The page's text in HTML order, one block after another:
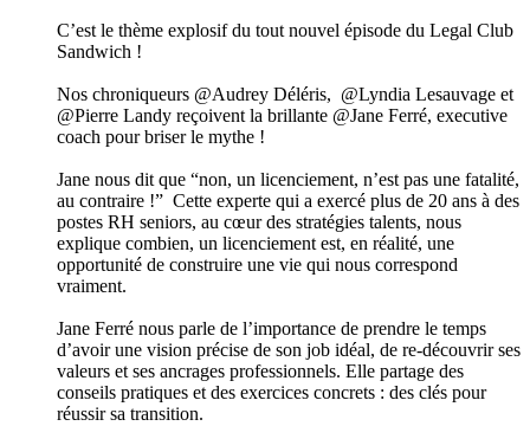
C’est le thème explosif du tout nouvel épisode du Legal Club
Sandwich !
Nos chroniqueurs @Audrey Déléris, @Lyndia Lesauvage et
@Pierre Landy reçoivent la brillante @Jane Ferré, executive
coach pour briser le mythe !
Jane nous dit que “non, un licenciement, n’est pas une fatalité,
au contraire !” Cette experte qui a exercé plus de 20 ans à des
postes RH seniors, au cœur des stratégies talents, nous
explique combien, un licenciement est, en réalité, une
opportunité de construire une vie qui nous correspond
vraiment.
Jane Ferré nous parle de l’importance de prendre le temps
d’avoir une vision précise de son job idéal, de re-découvrir ses
valeurs et ses ancrages professionnels. Elle partage des
conseils pratiques et des exercices concrets : des clés pour
réussir sa transition.